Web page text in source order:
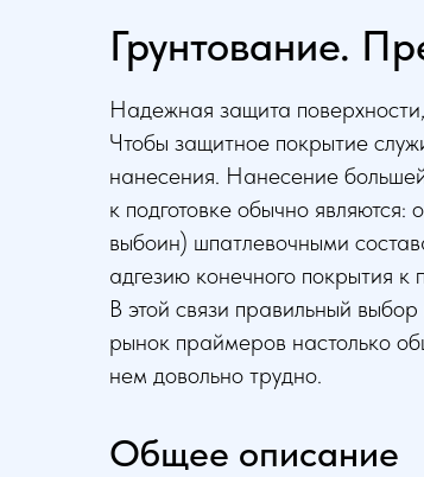
Грунтование.
Надежная защита
Чтобы защитное покрытие
нанесения. Нанесение
к подготовке обычно
выбоин) шпатлевочными
адгезию конечного покрытия к
В этой связи правильный
рынок праймеров настолько
нем довольно трудно.
Общее описание